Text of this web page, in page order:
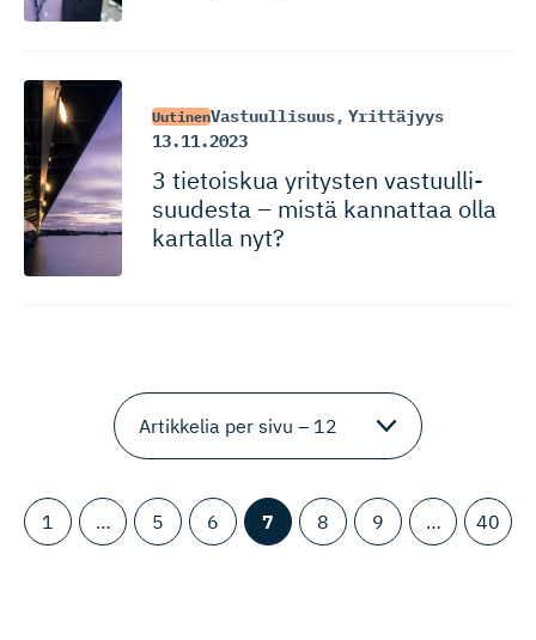
UutinenVastuullisuus, Yrittäjyys
13.11.2023
3 tietoiskua yritysten vastuulli­
suudesta – mistä kannattaa olla
kartalla nyt?
1 … 5 6 7 8 9 … 40